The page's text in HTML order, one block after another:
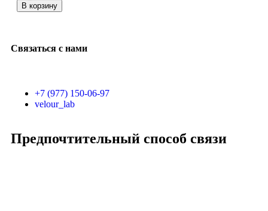
В корзину
Связаться с нами
+7 (977) 150-06-97
velour_lab
Предпочтительный способ связи